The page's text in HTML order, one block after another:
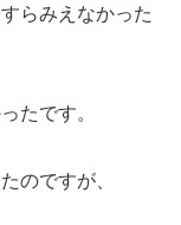
らみえなかった
たです。
のですが、